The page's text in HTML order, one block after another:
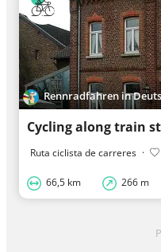
Rennradfahren in
Cycling along train
Ruta ciclista de carreres ·
66,5 km 266 m